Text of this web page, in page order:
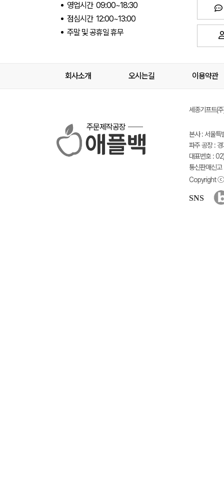
영업시간 09:00~18:30
점심시간 12:00~13:00
주말 및 공휴일 휴무
회사소개 오시는길 이용약관
주문제작공장
세종기프트(
본사 : 서울
파주 공장 :
대표번호 :
통신판매신
Copyright ⓒ
SNS